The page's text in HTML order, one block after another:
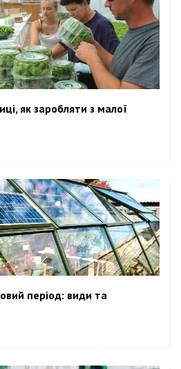
як заробляти з малої
період: види та